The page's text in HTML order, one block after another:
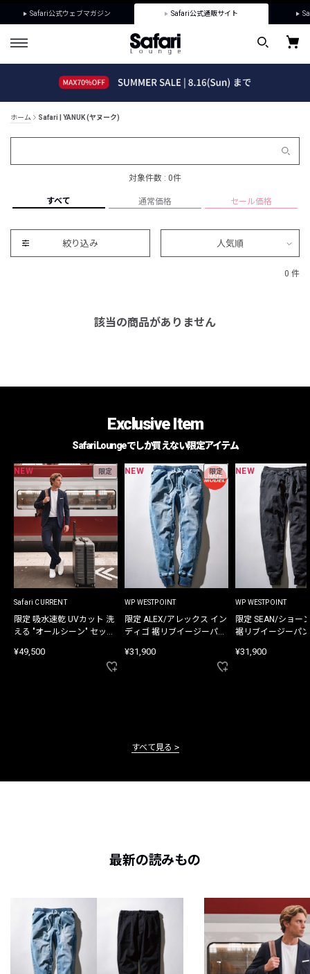
Safari公式ウェブマガジン Safari公式通販サイト
ホーム Safari | YANUK (ヤヌーク)
対象件数 : 0件
すべて 通常価格 セール価格
絞り込み 人気順
0 件
該当の商品がありません
Exclusive Item
Safari Loungeでしか買えない限定アイテム
NEW 限定
Safari CURRENT
限定 吸水速乾 UVカット 洗
える "オールシーン" セット
¥49,500
NEW 限定
WP WESTPOINT
限定 ALEX/アレックス イン
ディゴ 裾リブイージーパン
¥31,900
NEW
WP WESTPOINT
限定 SEAN/ショー
裾リブイージーパ
¥31,900
すべて見る
最新の読みもの